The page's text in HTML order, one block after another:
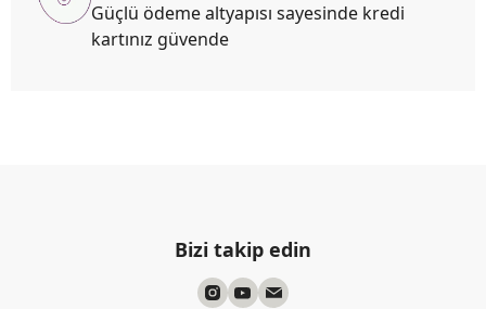
Güçlü ödeme altyapısı sayesinde kredi
kartınız güvende
Bizi takip edin